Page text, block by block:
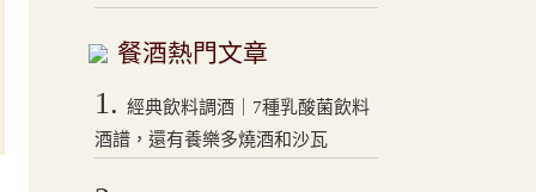
餐酒熱門文章
1. 經典飲料調酒｜7種乳酸菌飲料
酒譜，還有養樂多燒酒和沙瓦